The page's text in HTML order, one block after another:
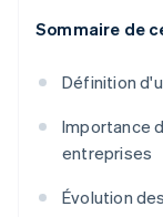
Sommaire de
Définition
Importance
entreprises
Évolution